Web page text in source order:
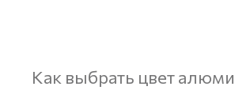
Как выбрать цвет